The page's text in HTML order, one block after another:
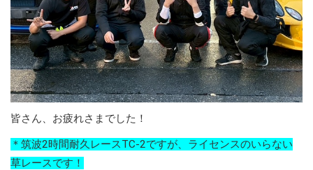
皆さん、お疲れさまでした！
＊筑波2時間耐久レースTC-2ですが、ライセンスのいらない
草レースです！